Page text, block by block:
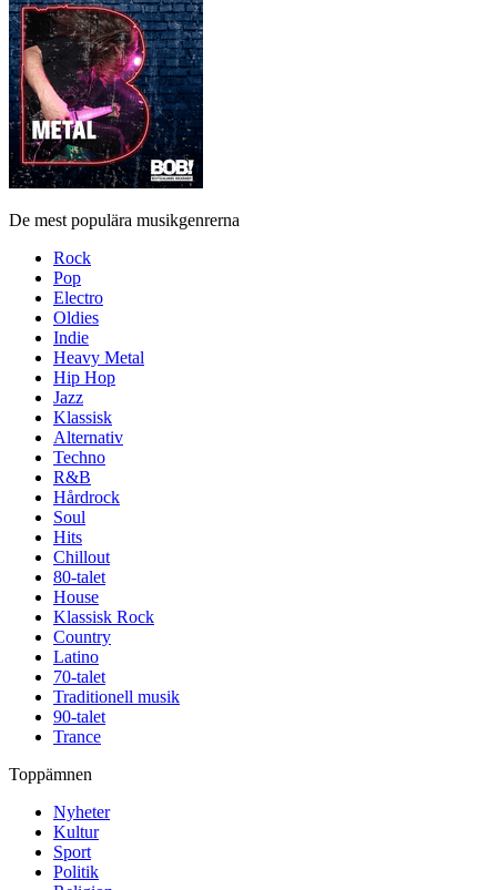
De mest populära musikgenrerna
Rock
Pop
Electro
Oldies
Indie
Heavy Metal
Hip Hop
Jazz
Klassisk
Alternativ
Techno
R&B
Hårdrock
Soul
Hits
Chillout
80-talet
House
Klassisk Rock
Country
Latino
70-talet
Traditionell musik
90-talet
Trance
Toppämnen
Nyheter
Kultur
Sport
Politik